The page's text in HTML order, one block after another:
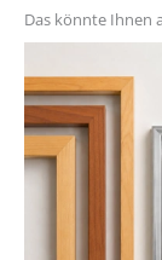
Das könnte Ihnen